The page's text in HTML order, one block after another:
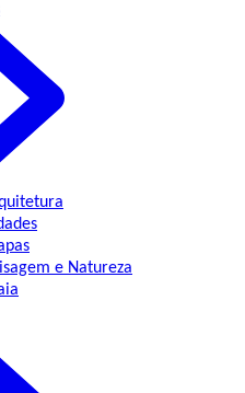
e Natureza